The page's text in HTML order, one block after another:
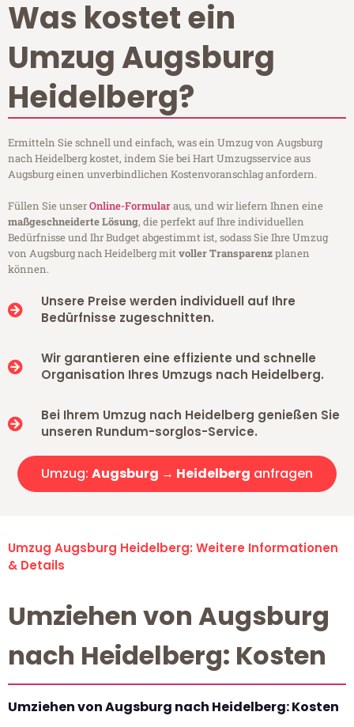
Was kostet ein
Umzug Augsburg
Heidelberg?
Ermitteln Sie schnell und einfach, was ein Umzug von Augsburg
nach Heidelberg kostet, indem Sie bei Hart Umzugsservice aus
Augsburg einen unverbindlichen Kostenvoranschlag anfordern.
Füllen Sie unserOnline-Formularaus, und wir liefern Ihnen eine
maßgeschneiderte Lösung, die perfekt auf Ihre individuellen
Bedürfnisse und Ihr Budget abgestimmt ist, sodass Sie Ihre Umzug
von Augsburg nach Heidelberg mitvoller Transparenzplanen
können.
Unsere Preise werden individuell auf Ihre
Bedürfnisse zugeschnitten.
Wir garantieren eine effiziente und schnelle
Organisation Ihres Umzugs nach Heidelberg.
Bei Ihrem Umzug nach Heidelberg genießen Sie
unseren Rundum-sorglos-Service.
Umzug: Augsburg → Heidelberg anfragen
Umzug Augsburg Heidelberg: Weitere Informationen
& Details
Umziehen von Augsburg
nach Heidelberg: Kosten
Umziehen von Augsburg nach Heidelberg: Kosten